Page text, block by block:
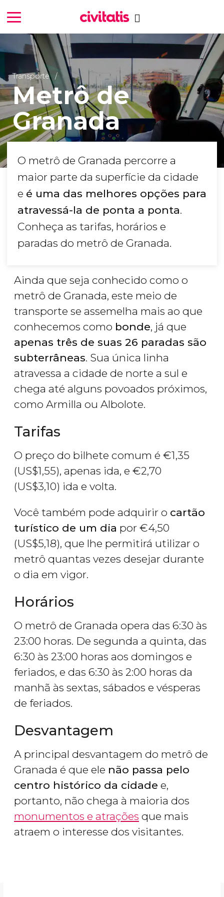
Transporte
Metrô de
Granada
O metrô de Granada percorre a
maior parte da superfície da cidade
e é uma das melhores opções para
atravessá-la de ponta a ponta.
Conheça as tarifas, horários e
paradas do metrô de Granada.
Ainda que seja conhecido como o
metrô de Granada, este meio de
transporte se assemelha mais ao que
conhecemos como bonde, já que
apenas três de suas 26 paradas são
subterrâneas. Sua única linha
atravessa a cidade de norte a sul e
chega até alguns povoados próximos,
como Armilla ou Albolote.
Tarifas
O preço do bilhete comum é €1,35
(US$1,55), apenas ida, e €2,70
(US$3,10) ida e volta.
Você também pode adquirir o cartão
turístico de um dia por €4,50
(US$5,18), que lhe permitirá utilizar o
metrô quantas vezes desejar durante
o dia em vigor.
Horários
O metrô de Granada opera das 6:30 às
23:00 horas. De segunda a quinta, das
6:30 às 23:00 horas aos domingos e
feriados, e das 6:30 às 2:00 horas da
manhã às sextas, sábados e vésperas
de feriados.
Desvantagem
A principal desvantagem do metrô de
Granada é que ele não passa pelo
centro histórico da cidade e,
portanto, não chega à maioria dos
monumentos e atrações que mais
atraem o interesse dos visitantes.